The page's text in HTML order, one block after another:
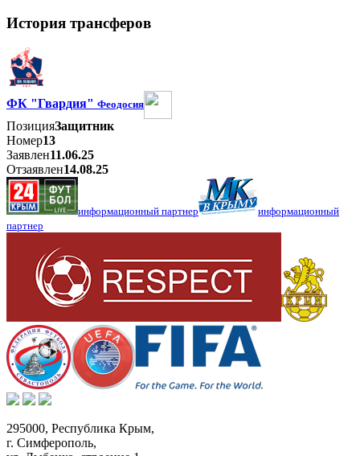
История трансферов
ФК "Гвардия" Феодосия
ПозицияЗащитник
Номер13
Заявлен11.06.25
Отзаявлен14.08.25
информационный партнер
информационный
партнер
295000, Республика Крым,
г. Симферополь,